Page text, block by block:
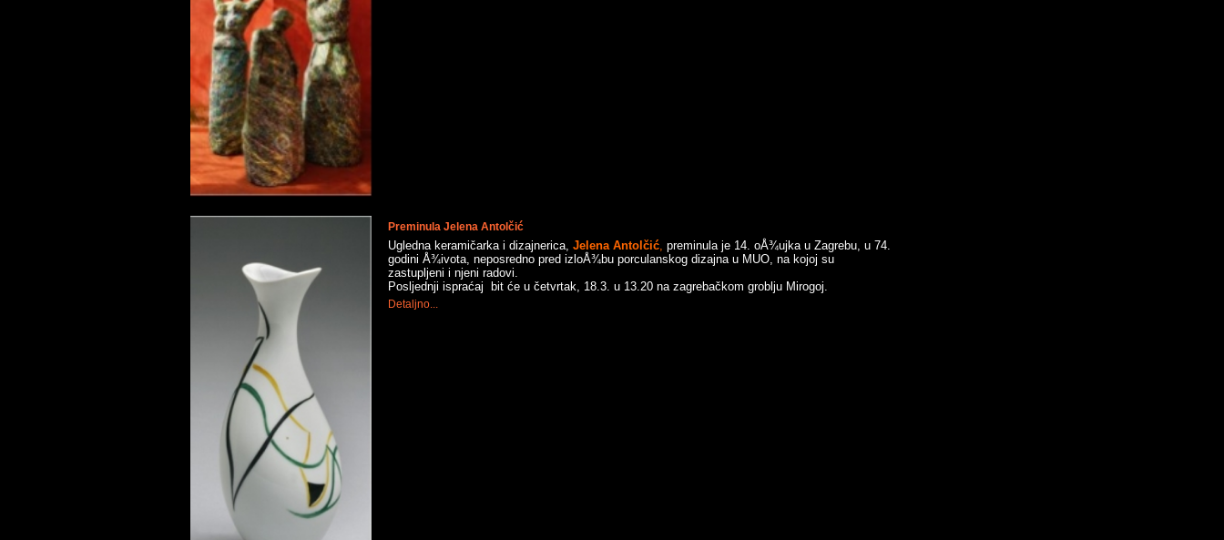
Preminula Jelena Antolčić
Ugledna keramičarka i dizajnerica, Jelena Antolčić, preminula je 14. oÅ¾ujka u Zagrebu, u 74.
godini Å¾ivota, neposredno pred izloÅ¾bu porculanskog dizajna u MUO, na kojoj su
zastupljeni i njeni radovi.
Posljednji ispraćaj bit će u četvrtak, 18.3. u 13.20 na zagrebačkom groblju Mirogoj.
Detaljno...